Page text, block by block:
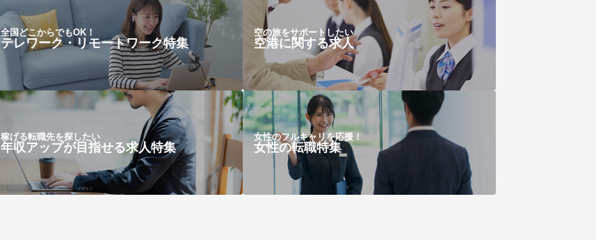
全国どこからでもOK！
テレワーク・リモートワーク特集
空の旅をサポートしたい
空港に関する求人
稼げる転職先を探したい
年収アップが目指せる求人特集
女性のフルキャリを応援！
女性の転職特集